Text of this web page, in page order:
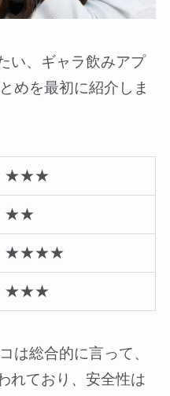
い、ギャラ飲みアプ
めを最初に紹介しま
★★★
★★
★★★★
★★★
は総合的に言って、
れており、安全性は